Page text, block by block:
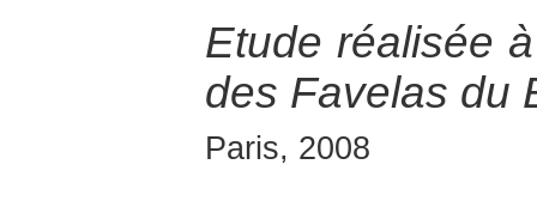
Etude réalisée
des Favelas du
Paris, 2008